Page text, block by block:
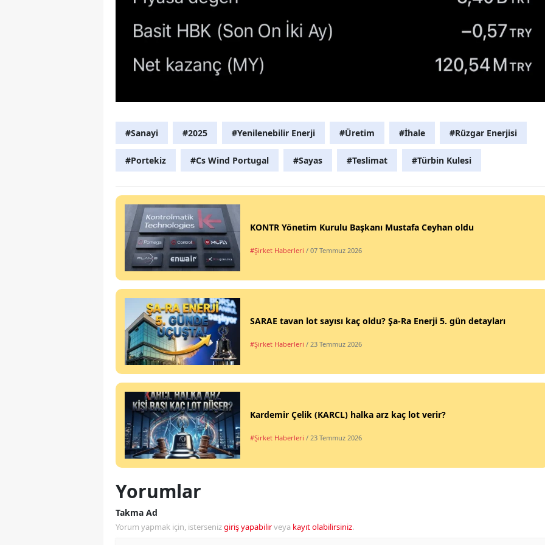
#Sanayi #2025 #Yenilenebilir Enerji #Üretim #İhale #Rüzgar Enerjisi
#Portekiz #Cs Wind Portugal #Sayas #Teslimat #Türbin Kulesi
KONTR Yönetim Kurulu Başkanı Mustafa Ceyhan oldu
#Şirket Haberleri / 07 Temmuz 2026
SARAE tavan lot sayısı kaç oldu? Şa-Ra Enerji 5. gün detayları
#Şirket Haberleri / 23 Temmuz 2026
Kardemir Çelik (KARCL) halka arz kaç lot verir?
#Şirket Haberleri / 23 Temmuz 2026
Yorumlar
Takma Ad
Yorum yapmak için, istersenizgiriş yapabilirveya kayıt olabilirsiniz.